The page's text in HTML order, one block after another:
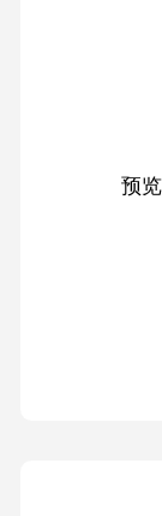
预